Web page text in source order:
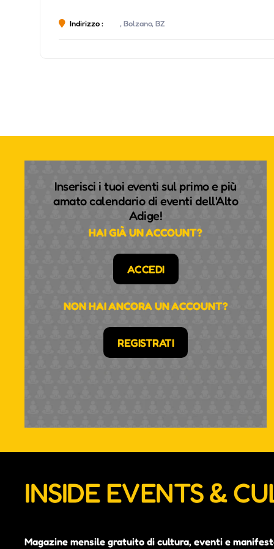
Indirizzo : , Bolzano, BZ
Inserisci i tuoi eventi sul primo e più
amato calendario di eventi dell'Alto
Adige!
HAI GIÀ UN ACCOUNT?
ACCEDI
NON HAI ANCORA UN ACCOUNT?
REGISTRATI
INSIDE EVENTS &
Magazine mensile gratuito di cultura, eventi e